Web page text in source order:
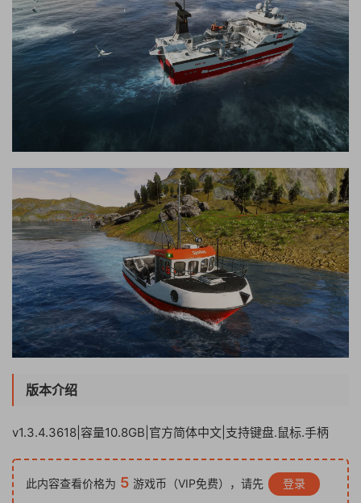
版本介绍
v1.3.4.3618|容量10.8GB|官方简体中文|支持键盘.鼠标.手柄
此内容查看价格为 5 游戏币（VIP免费），请先 登录